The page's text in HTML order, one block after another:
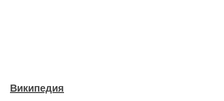
Википедия